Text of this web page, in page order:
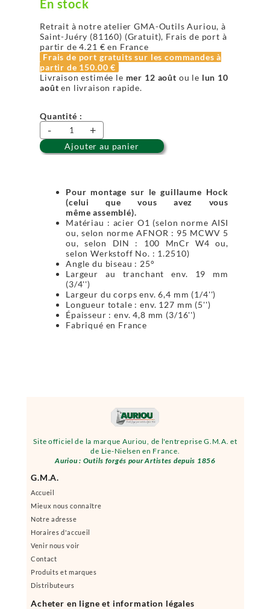
Site officiel de la marque Auriou, de l'entreprise G.M.A. et
de Lie-Nielsen en France.
Auriou : Outils forgés pour Artistes depuis 1856
G.M.A.
Accueil
Mieux nous connaître
Notre adresse
Horaires d'accueil
Venir nous voir
Contact
Produits et marques
Distributeurs
Acheter en ligne et information légales
En stock
Retrait à notre atelier GMA-Outils Auriou, à
Saint-Juéry (81160) (Gratuit), Frais de port à
partir de4.21 € en France
Frais de port gratuits sur les commandes à
partir de 150.00 €
Livraison estimée le mer 12 août ou le lun 10
août en livraison rapide.
Quantité :
- +
Ajouter au panier
Pour montage sur le guillaume Hock
(celui que vous avez vous
même assemblé).
Matériau : acier O1 (selon norme AISI
ou, selon norme AFNOR : 95 MCWV 5
ou, selon DIN : 100 MnCr W4 ou,
selon Werkstoff No. : 1.2510)
Angle du biseau : 25°
Largeur au tranchant env. 19 mm
(3/4'')
Largeur du corps env. 6,4 mm (1/4'')
Longueur totale : env. 127 mm (5'')
Épaisseur : env. 4,8 mm (3/16'')
Fabriqué en France